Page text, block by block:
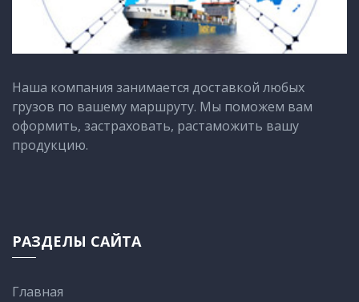
Наша компания занимается доставкой любых
грузов по вашему маршруту. Мы поможем вам
оформить, застраховать, растаможить вашу
продукцию.
РАЗДЕЛЫ САЙТА
Главная